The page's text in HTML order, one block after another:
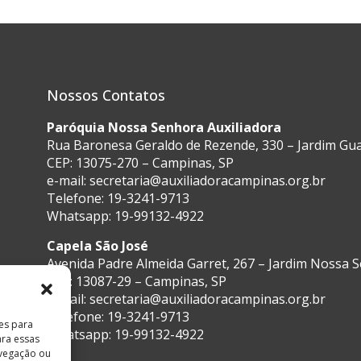
para
essas
ou
Nossos Contatos
Paróquia Nossa Senhora Auxiliadora
Rua Baronesa Geraldo de Rezende, 330 – Jardim
CEP: 13075-270 – Campinas, SP
e-mail: secretaria@auxiliadoracampinas.org.br
Telefone: 19-3241-9713
Whatsapp: 19-99132-4922
Capela São José
Avenida Padre Almeida Garret, 267 – Jardim Nossa
CEP: 13087-29 – Campinas, SP
e-mail: secretaria@auxiliadoracampinas.org.br
Telefone: 19-3241-9713
Whatsapp: 19-99132-4922